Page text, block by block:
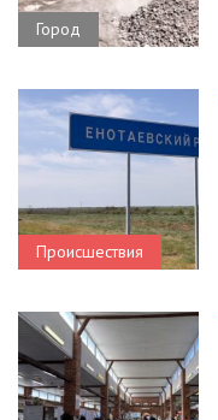
Город
Происшествия